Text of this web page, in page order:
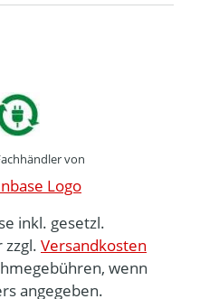
von
inkl. gesetzl.
Versandkosten
wenn
angegeben.